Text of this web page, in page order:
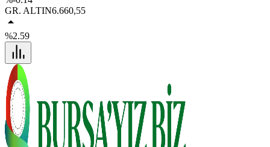
GR. ALTIN6.660,55
%2.59